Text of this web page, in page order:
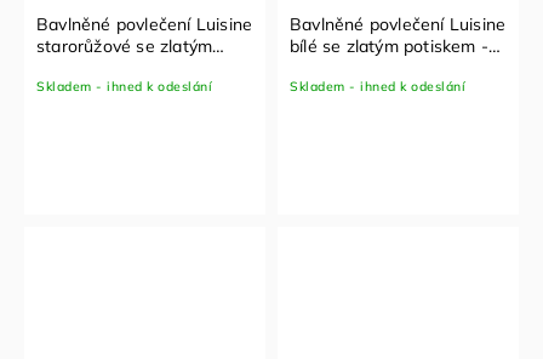
Bavlněné povlečení Luisine
starorůžové se zlatým
+ 40x60 cm
Skladem - ihned k odeslání
Bavlněné povlečení Luisine
bílé se zlatým potiskem -
cm
Skladem - ihned k odeslání